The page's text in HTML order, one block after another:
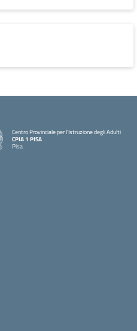
Centro Provinciale per l'Istruzione degli Adulti
CPIA 1 PISA
Pisa